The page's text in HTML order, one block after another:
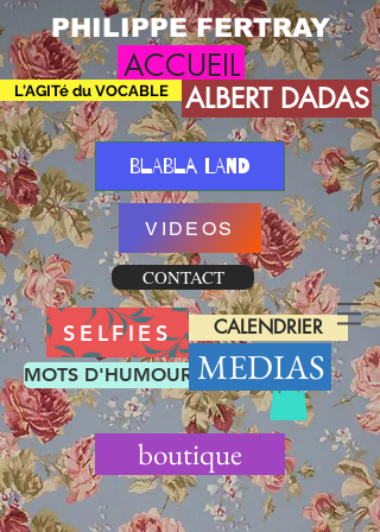
PHILIPPE FERTRAY
ACCUEIL
L'AGITé du VOCABLE ALBERT DADAS
BLABLA LAND
VIDEOS
MOTS D'HUMOUR
SELFIES
MEDIAS
CALENDRIER
CONTACT
boutique
Sort by